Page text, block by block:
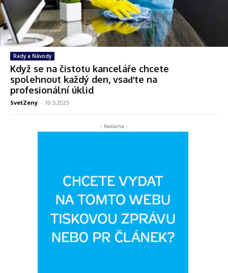
Rady a Návody
Když se na čistotu kanceláře chcete
spolehnout každý den, vsaďte na
profesionální úklid
SvetZeny - 10.5.2025
- Reklama -